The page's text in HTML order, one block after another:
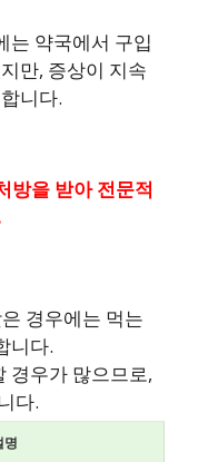
는 약국에서 구입
만, 증상이 지속
니다.
방을 받아 전문적
경우에는 먹는
니다.
경우가 많으므로,
다.
명